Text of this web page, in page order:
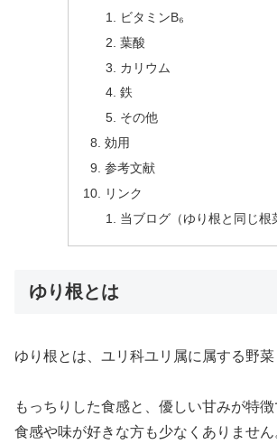
ビタミンB₆
葉酸
カリウム
鉄
その他
効用
参考文献
リンク
当ブログ（ゆり根と同じ根
ゆり根とは
ゆり根とは、ユリ科ユリ属に属する野菜
もっちりした食感と、優しい甘みが特
食感や味が好きな方も少なくありませ